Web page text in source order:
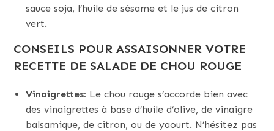
sauce soja, l’huile de sésame et le jus de citron
vert.
CONSEILS POUR ASSAISONNER VOTRE
RECETTE DE SALADE DE CHOU ROUGE
Vinaigrettes: Le chou rouge s’accorde bien avec
des vinaigrettes à base d’huile d’olive, de vinaigre
balsamique, de citron, ou de yaourt. N’hésitez pas